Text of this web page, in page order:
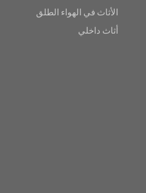
الأثاث في الهواء الطلق
أثاث داخلي